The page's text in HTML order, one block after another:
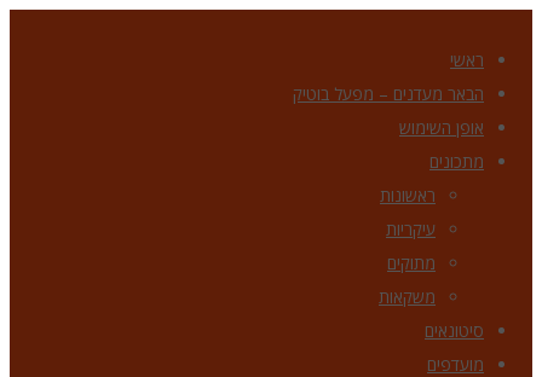
ראשי
הבאר מעדנים – מפעל בוטיק
אופן השימוש
מתכונים
ראשונות
עיקריות
מתוקים
משקאות
סיטונאים
מועדפים